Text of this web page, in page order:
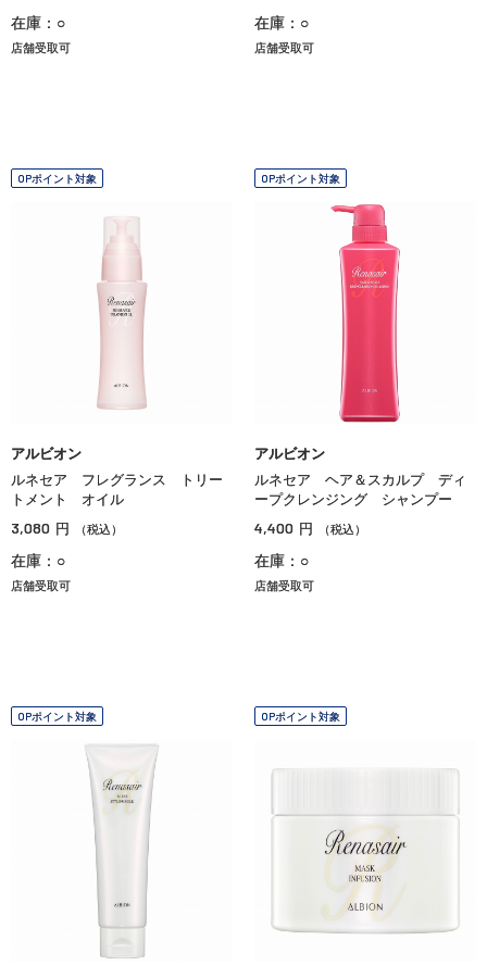
在庫：○
店舗受取可
在庫：○
店舗受取可
OPポイント対象
アルビオン
ルネセア フレグランス トリー
トメント オイル
3,080 円 （税込）
在庫：○
店舗受取可
OPポイント対象
アルビオン
ルネセア ヘア＆スカルプ ディ
ープクレンジング シャンプー
4,400 円 （税込）
在庫：○
店舗受取可
OPポイント対象 OPポイント対象